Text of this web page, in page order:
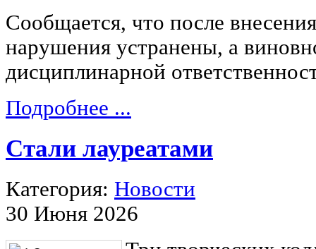
Сообщается, что после
нарушения устранены, а
дисциплинарной
Подробнее ...
Стали лауреатами
Категория: Новости
30 Июня 2026